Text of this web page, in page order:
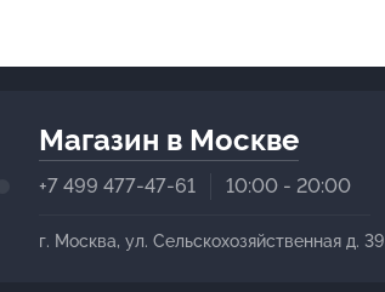
Магазин в Москве
+7 499 477-47-61 10:00 - 20:00
г. Москва, ул. Сельскохозяйственная д. 39